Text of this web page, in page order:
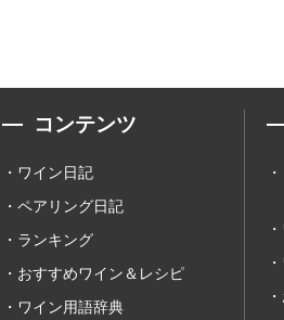
コンテンツ
ワイン日記
ペアリング日記
ランキング
おすすめワイン＆レシピ
ワイン用語辞典